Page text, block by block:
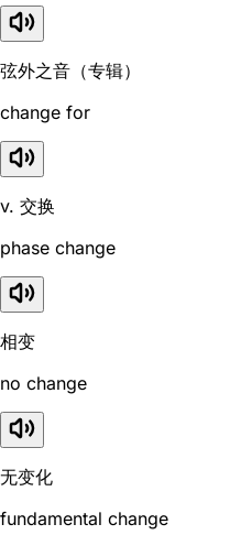
弦外之音（专辑）
change for
v. 交换
phase change
相变
no change
无变化
fundamental change